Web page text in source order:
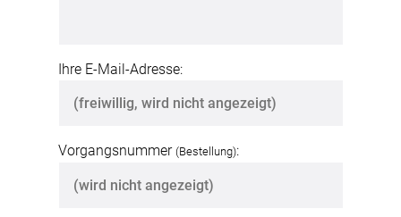
Ihre E-Mail-Adresse:
Vorgangsnummer (Bestellung):